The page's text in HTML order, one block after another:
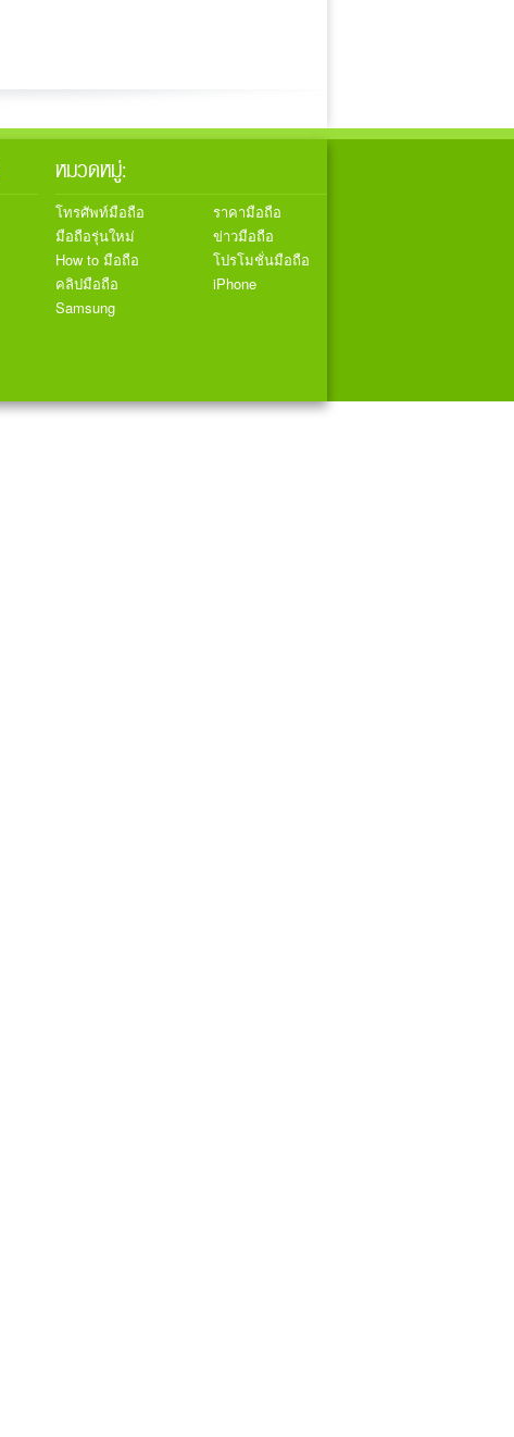
หมวดหมู่:
โทรศัพท์มือถือ
ราคามือถือ
มือถือรุ่นใหม่
ข่าวมือถือ
How to มือถือ
โปรโมชั่นมือถือ
คลิปมือถือ
iPhone
Samsung